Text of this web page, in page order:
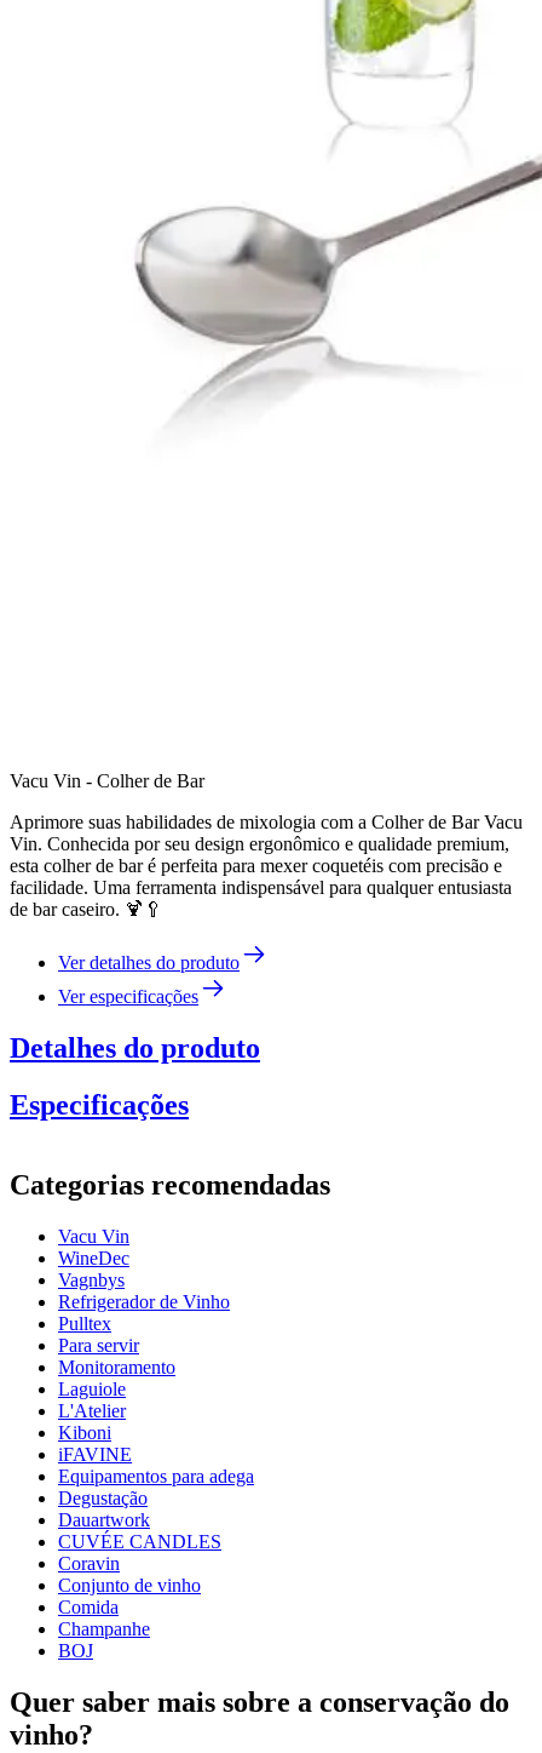
Vacu Vin - Colher de Bar
Aprimore suas habilidades de mixologia com a Colher de Bar Vacu
Vin. Conhecida por seu design ergonômico e qualidade premium,
esta colher de bar é perfeita para mexer coquetéis com precisão e
facilidade. Uma ferramenta indispensável para qualquer entusiasta
de bar caseiro. 🍹🥄
Ver detalhes do produto
Ver especificações
Detalhes do produto
Especificações
Número do produtoV78623606
Dimensões (LxAxP cm)
Peso (kg)
Altura (cm)7
Largura (cm)
Categorias recomendadas
Vacu Vin
WineDec
Vagnbys
Refrigerador de Vinho
Pulltex
Para servir
Monitoramento
Laguiole
L'Atelier
Kiboni
iFAVINE
Equipamentos para adega
Degustação
Dauartwork
CUVÉE CANDLES
Coravin
Conjunto de vinho
Comida
Champanhe
BOJ
Quer saber mais sobre a conservação do
vinho?